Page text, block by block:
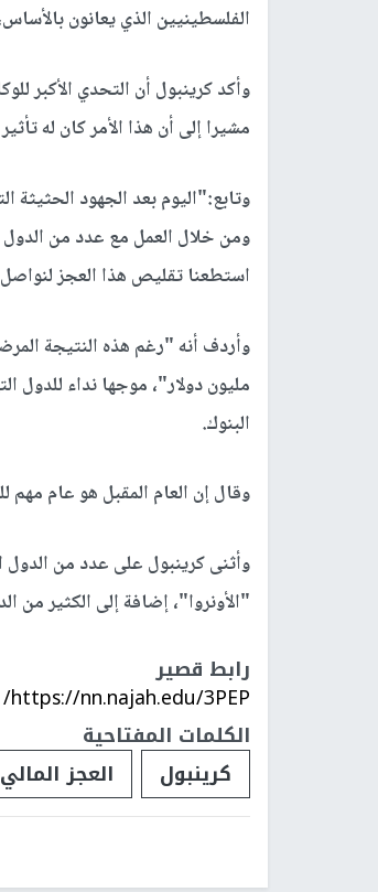
الفلسطينيين الذي يعانون
وأكد كرينبول أن التحدي الأكبر
مشيرا إلى أن هذا الأمر كان له
وتابع:"اليوم بعد الجهود الحثيثة
ومن خلال العمل مع عدد من الدول
استطعنا تقليص هذا العجز
مليون دولار"، موجها نداء للدول
البنوك.
وقال إن العام المقبل هو عام مهم
"الأونروا"، إضافة إلى الكثير من
رابط قصير
https://nn.najah.edu/3PEP/
الكلمات المفتاحية
كرينبول
العجز المالي